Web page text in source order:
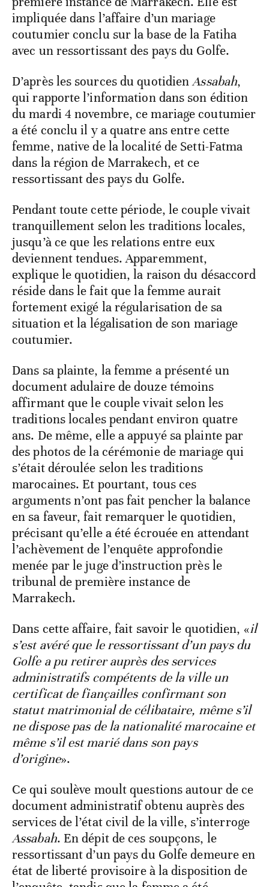
impliquée dans l’affaire d’un mariage
coutumier conclu sur la base de la Fatiha
avec un ressortissant des pays du Golfe.
D’après les sources du quotidienAssabah,
qui rapporte l’information dans son édition
du mardi 4 novembre, ce mariage coutumier
a été conclu il y a quatre ans entre cette
femme, native de la localité de Setti-Fatma
dans la région de Marrakech, et ce
ressortissant des pays du Golfe.
Pendant toute cette période, le couple vivait
tranquillement selon les traditions locales,
jusqu’à ce que les relations entre eux
deviennent tendues. Apparemment,
explique le quotidien, la raison du désaccord
réside dans le fait que la femme aurait
fortement exigé la régularisation de sa
situation et la légalisation de son mariage
coutumier.
Dans sa plainte, la femme a présenté un
document adulaire de douze témoins
affirmant que le couple vivait selon les
traditions locales pendant environ quatre
ans. De même, elle a appuyé sa plainte par
des photos de la cérémonie de mariage qui
s’était déroulée selon les traditions
marocaines. Et pourtant, tous ces
arguments n’ont pas fait pencher la balance
en sa faveur, fait remarquer le quotidien,
précisant qu’elle a été écrouée en attendant
l’achèvement de l’enquête approfondie
menée par le juge d’instruction près le
tribunal de première instance de
Marrakech.
Dans cette affaire, fait savoir le quotidien, «il
s’est avéré que le ressortissant d’un pays du
Golfe a pu retirer auprès des services
administratifs compétents de la ville un
certificat de fiançailles confirmant son
statut matrimonial de célibataire, même s’il
ne dispose pas de la nationalité marocaine et
même s’il est marié dans son pays
d’origine».
Ce qui soulève moult questions autour de ce
document administratif obtenu auprès des
services de l’état civil de la ville, s’interroge
Assabah. En dépit de ces soupçons, le
ressortissant d’un pays du Golfe demeure en
état de liberté provisoire à la disposition de